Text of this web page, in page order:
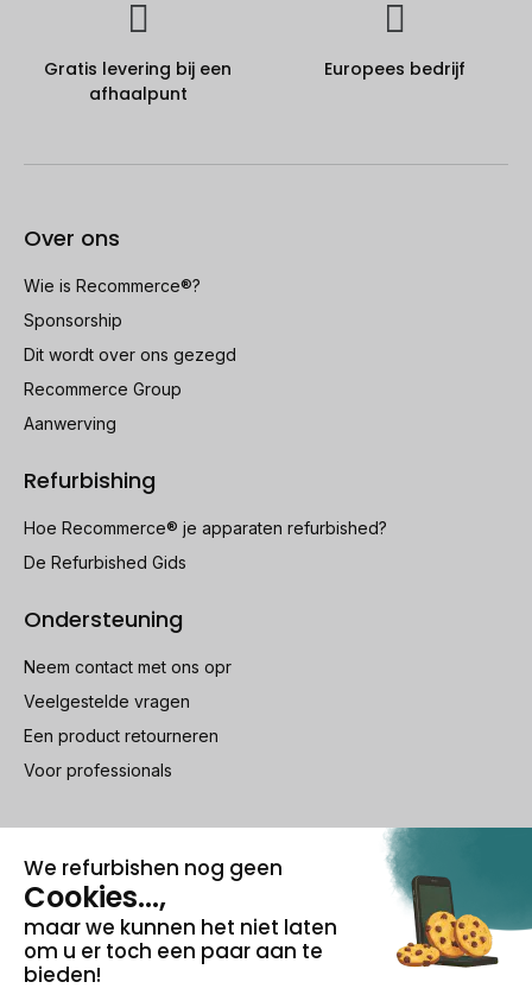
Gratis levering bij een
afhaalpunt
Europees bedrijf
Over ons
Wie is Recommerce®?
Sponsorship
Dit wordt over ons gezegd
Recommerce Group
Aanwerving
Refurbishing
Hoe Recommerce® je apparaten refurbished?
De Refurbished Gids
Ondersteuning
Neem contact met ons opr
Veelgestelde vragen
Een product retourneren
Voor professionals
100% beveiligde betaling